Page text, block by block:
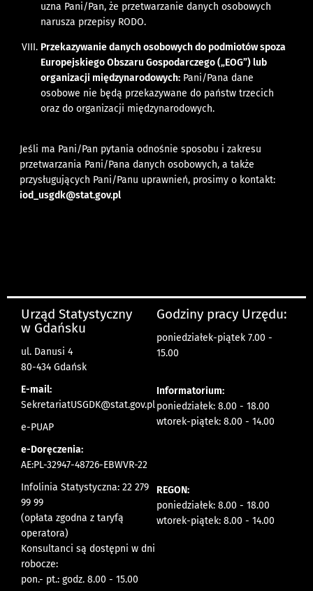
uzna Pani/Pan, że przetwarzanie danych osobowych
narusza przepisy RODO.
Przekazywanie danych osobowych do podmiotów spoza
Europejskiego Obszaru Gospodarczego („EOG”) lub
organizacji międzynarodowych: Pani/Pana dane
osobowe nie będą przekazywane do państw trzecich
oraz do organizacji międzynarodowych.
Jeśli ma Pani/Pan pytania odnośnie sposobu i zakresu
przetwarzania Pani/Pana danych osobowych, a także
przysługujących Pani/Panu uprawnień, prosimy o kontakt:
iod_usgdk@stat.gov.pl
Urząd Statystyczny
w Gdańsku
ul. Danusi 4
80-434 Gdańsk
E-mail:
SekretariatUSGDK@stat.gov.pl
e-PUAP
e-Doręczenia:
AE:PL-32947-48726-EBWVR-22
Infolinia Statystyczna: 22 279
99 99
(opłata zgodna z taryfą
operatora)
Konsultanci są dostępni w dni
robocze:
pon.- pt.: godz. 8.00 - 15.00
Godziny pracy Urzędu:
poniedziałek-piątek 7.00 -
15.00
Informatorium:
poniedziałek: 8.00 - 18.00
wtorek-piątek: 8.00 - 14.00
REGON:
poniedziałek: 8.00 - 18.00
wtorek-piątek: 8.00 - 14.00